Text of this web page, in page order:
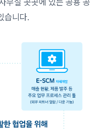
습니다.